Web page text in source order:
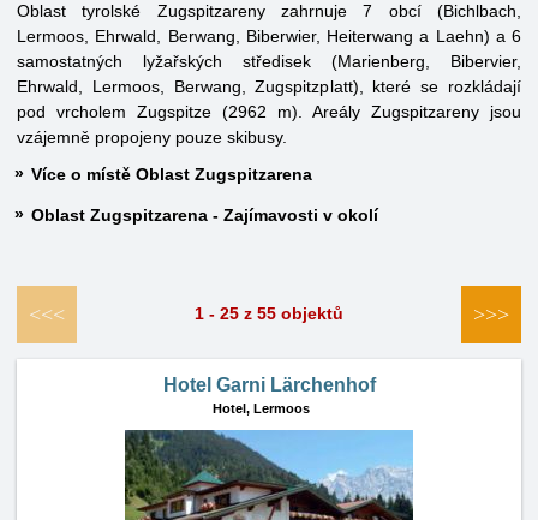
Oblast tyrolské Zugspitzareny zahrnuje 7 obcí (Bichlbach,
Lermoos, Ehrwald, Berwang, Biberwier, Heiterwang a Laehn) a 6
samostatných lyžařských středisek (Marienberg, Bibervier,
Ehrwald, Lermoos, Berwang, Zugspitzplatt), které se rozkládají
pod vrcholem Zugspitze (2962 m). Areály Zugspitzareny jsou
vzájemně propojeny pouze skibusy.
Více o místě Oblast Zugspitzarena
Oblast Zugspitzarena - Zajímavosti v okolí
<<< 1 - 25 z 55 objektů >>>
Hotel Garni Lärchenhof
Hotel, Lermoos